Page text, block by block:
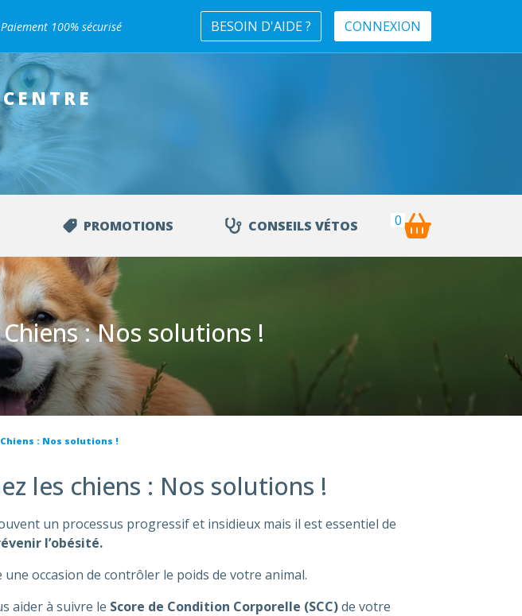
Paiement 100% sécurisé
gratuite en clinique vétérinaire
gratuit en clinique
de croquettes vétérinaire
Paiement 100% sécurisé
gratuite en clinique vétérinaire
gratuit en clinique
de croquettes vétérinaire
BESOIN D'AIDE ? CONNEXION
PROMOTIONS CONSEILS VÉTOS 0
: Nos solutions !
: Nos solutions !
les chiens : Nos solutions !
un processus progressif et insidieux mais il est essentiel de
l’obésité.
occasion de contrôler le poids de votre animal.
aider à suivre le Score de Condition Corporelle (SCC)de votre